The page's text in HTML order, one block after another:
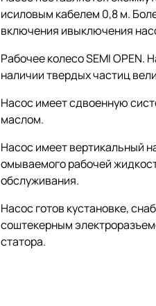
исиловым кабелем 0,8 м.
включения ивыключения
Рабочее колесо SEMI
наличии твердых частиц
Насос имеет сдвоенную
маслом.
Насос имеет вертикальный
омываемого рабочей
обслуживания.
Насос готов кустановке,
соштекерным
статора.